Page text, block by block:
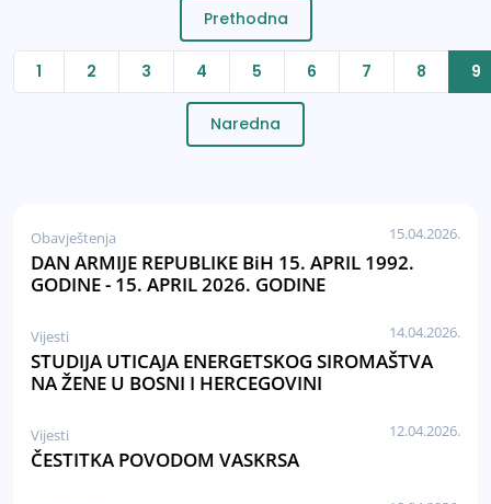
Prethodna
1 2 3 4 5 6 7 8 9
Naredna
Obavještenja 15.04.2026.
DAN ARMIJE REPUBLIKE BiH 15. APRIL 1992.
GODINE - 15. APRIL 2026. GODINE
Vijesti 14.04.2026.
STUDIJA UTICAJA ENERGETSKOG SIROMAŠTVA
NA ŽENE U BOSNI I HERCEGOVINI
Vijesti 12.04.2026.
ČESTITKA POVODOM VASKRSA